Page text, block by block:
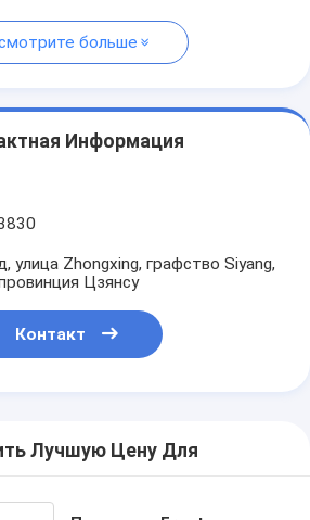
больше
Информация
улица Zhongxing, графство Siyang,
Цзянсу
Контакт
Лучшую Цену Для